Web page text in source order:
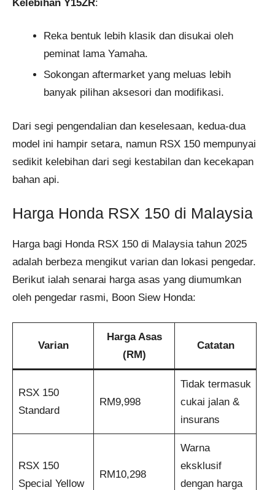
Kelebihan Y15ZR:
Reka bentuk lebih klasik dan disukai oleh
peminat lama Yamaha.
Sokongan aftermarket yang meluas lebih
banyak pilihan aksesori dan modifikasi.
Dari segi pengendalian dan keselesaan, kedua-dua
model ini hampir setara, namun RSX 150 mempunyai
sedikit kelebihan dari segi kestabilan dan kecekapan
bahan api.
Harga Honda RSX 150 di Malaysia
Harga bagi Honda RSX 150 di Malaysia tahun 2025
adalah berbeza mengikut varian dan lokasi pengedar.
Berikut ialah senarai harga asas yang diumumkan
oleh pengedar rasmi, Boon Siew Honda:
Varian
Harga Asas
(RM)
Catatan
RSX 150
Standard
RM9,998
Tidak termasuk
cukai jalan &
insurans
RSX 150
Special Yellow
RM10,298
Warna
eksklusif
dengan harga